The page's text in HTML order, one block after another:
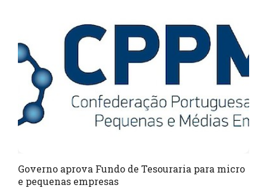
Governo aprova Fundo de Tesouraria para micro
e pequenas empresas